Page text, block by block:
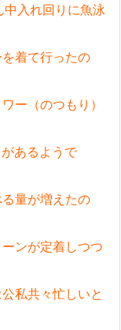
中入れ回りに魚泳
着て行ったの
ー（のつもり）
あるようで
量が増えたの
ンが定着しつつ
私共々忙しいと